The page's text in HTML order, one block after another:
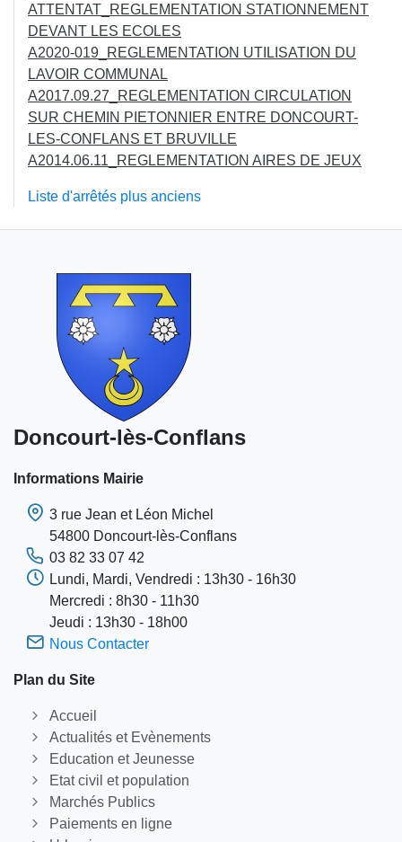
ATTENTAT_REGLEMENTATION STATIONNEMENT
DEVANT LES ECOLES
A2020-019_REGLEMENTATION UTILISATION DU
LAVOIR COMMUNAL
A2017.09.27_REGLEMENTATION CIRCULATION
SUR CHEMIN PIETONNIER ENTRE DONCOURT-
LES-CONFLANS ET BRUVILLE
A2014.06.11_REGLEMENTATION AIRES DE JEUX
Liste d'arrêtés plus anciens
Doncourt-lès-Conflans
Informations Mairie
3 rue Jean et Léon Michel
54800 Doncourt-lès-Conflans
03 82 33 07 42
Lundi, Mardi, Vendredi : 13h30 - 16h30
Mercredi : 8h30 - 11h30
Jeudi : 13h30 - 18h00
Nous Contacter
Plan du Site
Accueil
Actualités et Evènements
Education et Jeunesse
Etat civil et population
Marchés Publics
Paiements en ligne